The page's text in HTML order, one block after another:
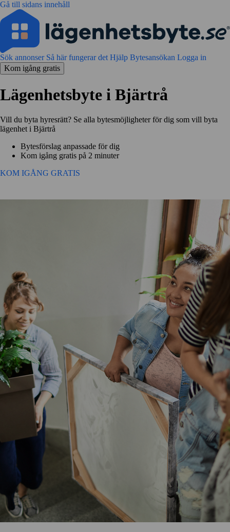
Gå till sidans innehåll
Sök annonser Så här fungerar det Hjälp Bytesansökan Logga in
Kom igång gratis
Lägenhetsbyte i Bjärtrå
Vill du byta hyresrätt? Se alla bytesmöjligheter för dig som vill byta
lägenhet i Bjärtrå
Bytesförslag anpassade för dig
Kom igång gratis på 2 minuter
KOM IGÅNG GRATIS